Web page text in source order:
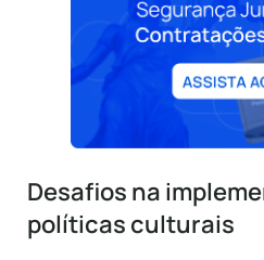
Desafios na
políticas culturais